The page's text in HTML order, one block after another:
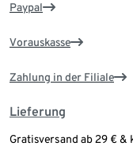
Paypal
Vorauskasse
Zahlung in der Filiale
Lieferung
Gratisversand ab 29 € &